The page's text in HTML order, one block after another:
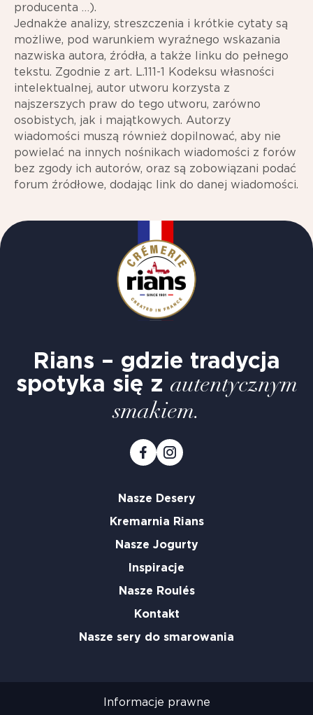
producenta …).
Jednakże analizy, streszczenia i krótkie cytaty są
możliwe, pod warunkiem wyraźnego wskazania
nazwiska autora, źródła, a także linku do pełnego
tekstu. Zgodnie z art. L.111-1 Kodeksu własności
intelektualnej, autor utworu korzysta z
najszerszych praw do tego utworu, zarówno
osobistych, jak i majątkowych. Autorzy
wiadomości muszą również dopilnować, aby nie
powielać na innych nośnikach wiadomości z forów
bez zgody ich autorów, oraz są zobowiązani podać
forum źródłowe, dodając link do danej wiadomości.
Rians – gdzie tradycja
spotyka się z autentycznym
smakiem.
Nasze Desery
Kremarnia Rians
Nasze Jogurty
Inspiracje
Nasze Roulés
Kontakt
Nasze sery do smarowania
Informacje prawne